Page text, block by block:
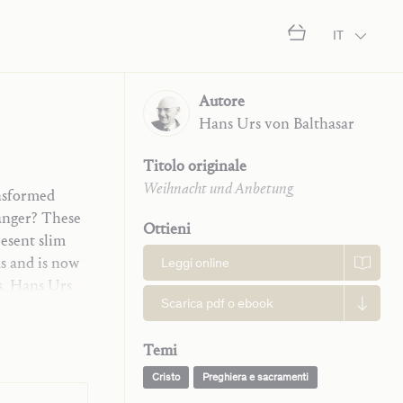
IT
These
slim
and is now
Hans Urs
as
Autore
Hans Ursvon Balthasar
Titolo originale
Weihnacht und Anbetung
Ottieni
Leggi online
Scarica pdf o ebook
Temi
Cristo Preghiera e sacramenti